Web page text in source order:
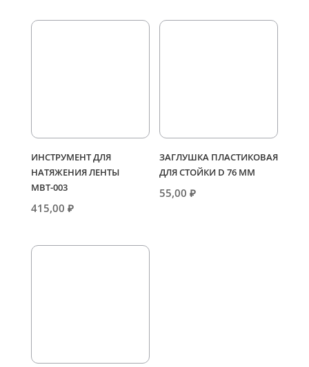
ИНСТРУМЕНТ ДЛЯ
НАТЯЖЕНИЯ ЛЕНТЫ
МВТ-003
415,00 ₽
ЗАГЛУШКА ПЛАСТИКОВАЯ
ДЛЯ СТОЙКИ D 76 ММ
55,00₽